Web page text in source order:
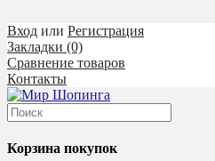
Вход или Регистрация
Закладки (0)
Сравнение товаров
Контакты
Корзина покупок